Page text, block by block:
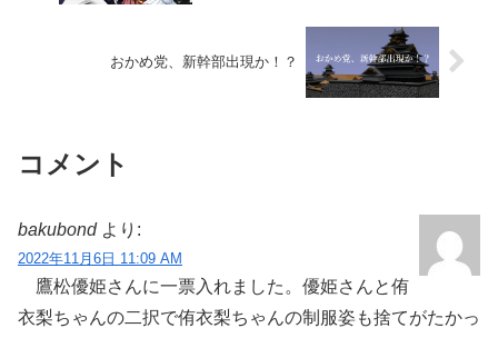
おかめ党、新幹部出現か！？
コメント
bakubond より:
2022年11月6日 11:09 AM
鷹松優姫さんに一票入れました。優姫さんと侑
衣梨ちゃんの二択で侑衣梨ちゃんの制服姿も捨てがたかっ